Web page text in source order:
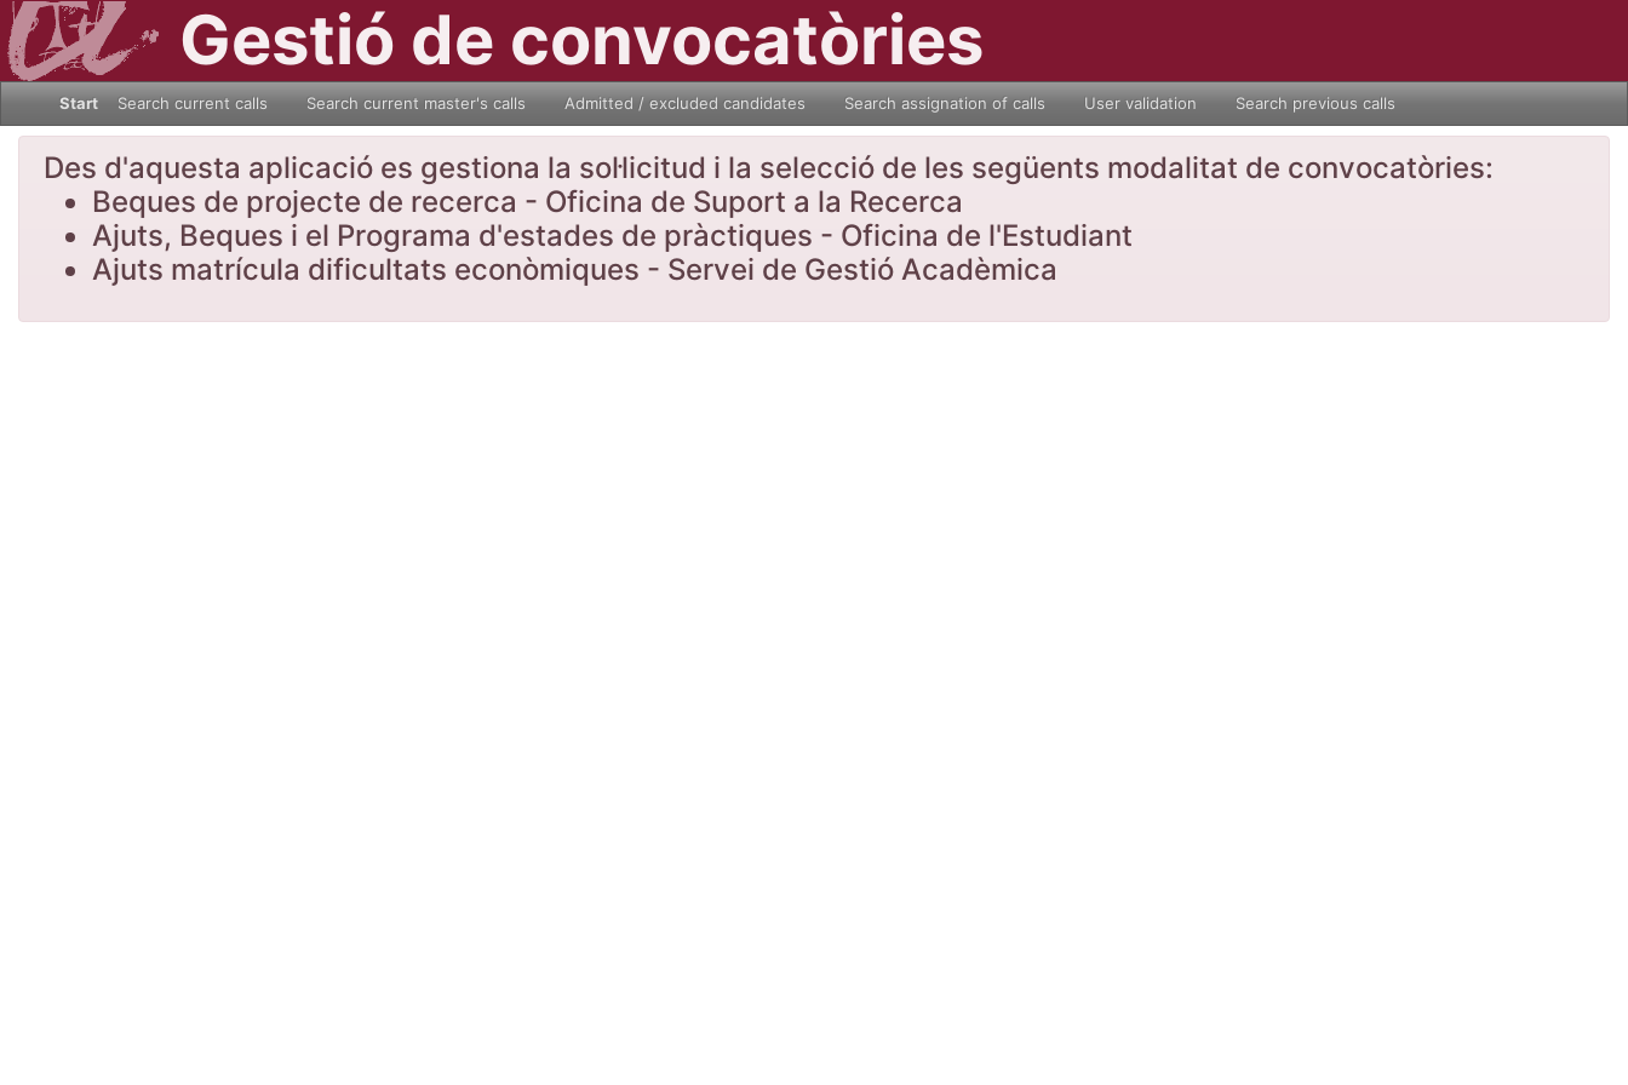
Gestió de convocatòries
Start Search current calls Search current master's calls Admitted / excluded candidates Search assignation of calls User validation Search previous calls
Des d'aquesta aplicació es gestiona la sol·licitud i la selecció de les següents modalitat de convocatòries:
Beques de projecte de recerca - Oficina de Suport a la Recerca
Ajuts, Beques i el Programa d'estades de pràctiques - Oficina de l'Estudiant
Ajuts matrícula dificultats econòmiques - Servei de Gestió Acadèmica